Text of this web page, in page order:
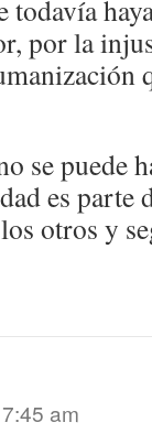
todavía
por la
se puede
es parte
otros y
am